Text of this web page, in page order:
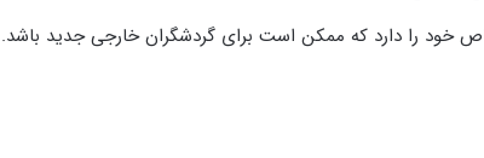
خود را دارد که ممکن است برای گردشگران خارجی جدید